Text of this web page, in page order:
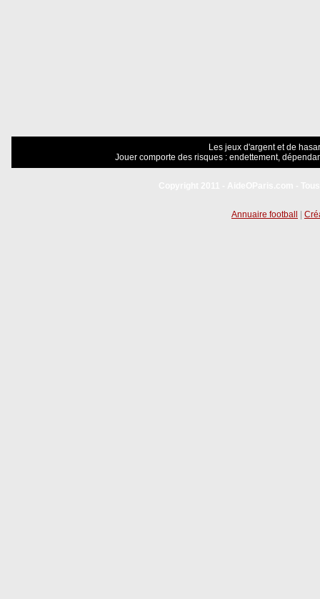
Les jeux d'argent et de
Jouer comporte des risques : endettement,
Annuaire football